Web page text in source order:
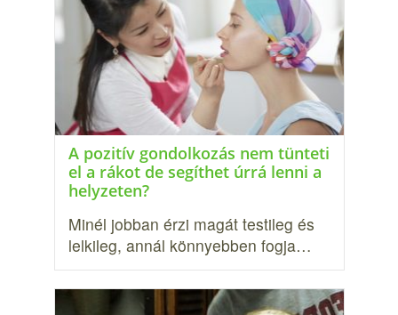
A pozitív gondolkozás nem tünteti
el a rákot de segíthet úrrá lenni a
helyzeten?
Minél jobban érzi magát testileg és
lelkileg, annál könnyebben fog­ja…